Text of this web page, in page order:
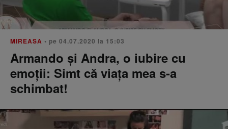
MIREASA • pe 04.07.2020 la 15:03
Armando și Andra, o iubire cu
emoții: Simt că viața mea s-a
schimbat!